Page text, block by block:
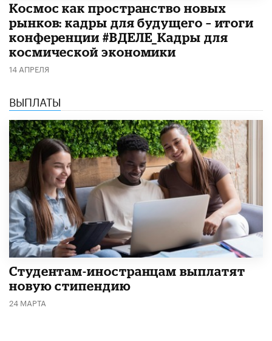
Космос как пространство новых
рынков: кадры для будущего – итоги
конференции #ВДЕЛЕ_Кадры для
космической экономики
14 АПРЕЛЯ
ВЫПЛАТЫ
Студентам-иностранцам выплатят
новую стипендию
24 МАРТА